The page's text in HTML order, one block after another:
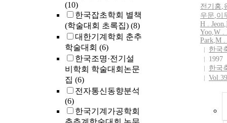
(10)
한국잡초학회 별책
(학술대회 초록집) (8)
대한기계학회 춘추
학술대회 (6)
한국조명·전기설
비학회 학술대회논문
집 (6)
전자통신동향분석
(6)
한국기계가공학회
전기홍,
우문,이
H . Jeon,
Yoo,W .
Park,M .
한국
1997
한국